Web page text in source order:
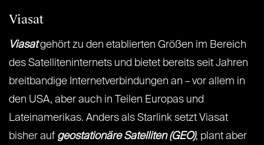
Viasat
Viasat gehört zu den etablierten Größen im Bereich
des Satelliteninternets und bietet bereits seit Jahren
breitbandige Internetverbindungen an – vor allem in
den USA, aber auch in Teilen Europas und
Lateinamerikas. Anders als Starlink setzt Viasat
bisher auf geostationäre Satelliten (GEO), plant aber